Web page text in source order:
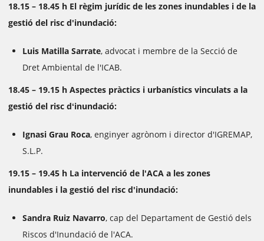
18.15 – 18.45 h El règim jurídic de les zones inundables i de la
gestió del risc d'inundació:
Luis Matilla Sarrate, advocat i membre de la Secció de
Dret Ambiental de l'ICAB.
18.45 – 19.15 h Aspectes pràctics i urbanístics vinculats a la
gestió del risc dʻinundació:
Ignasi Grau Roca, enginyer agrònom i director d'IGREMAP,
S.L.P.
19.15 – 19.45 h La intervenció de l'ACA a les zones
inundables i la gestió del risc d'inundació:
Sandra Ruiz Navarro, cap del Departament de Gestió dels
Riscos d'Inundació de l'ACA.